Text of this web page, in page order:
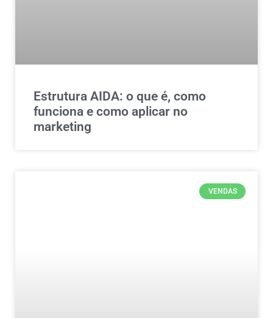
Estrutura AIDA: o que é, como
funciona e como aplicar no
marketing
VENDAS